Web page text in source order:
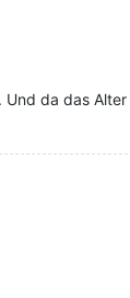
da das